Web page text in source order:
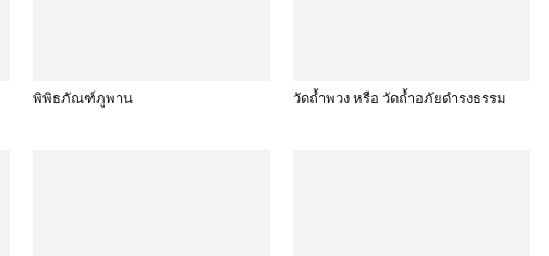
พิพิธภัณฑ์ภูพาน วัดถ้ำพวง หรือ วัดถ้ำอภัยดำรงธรรม